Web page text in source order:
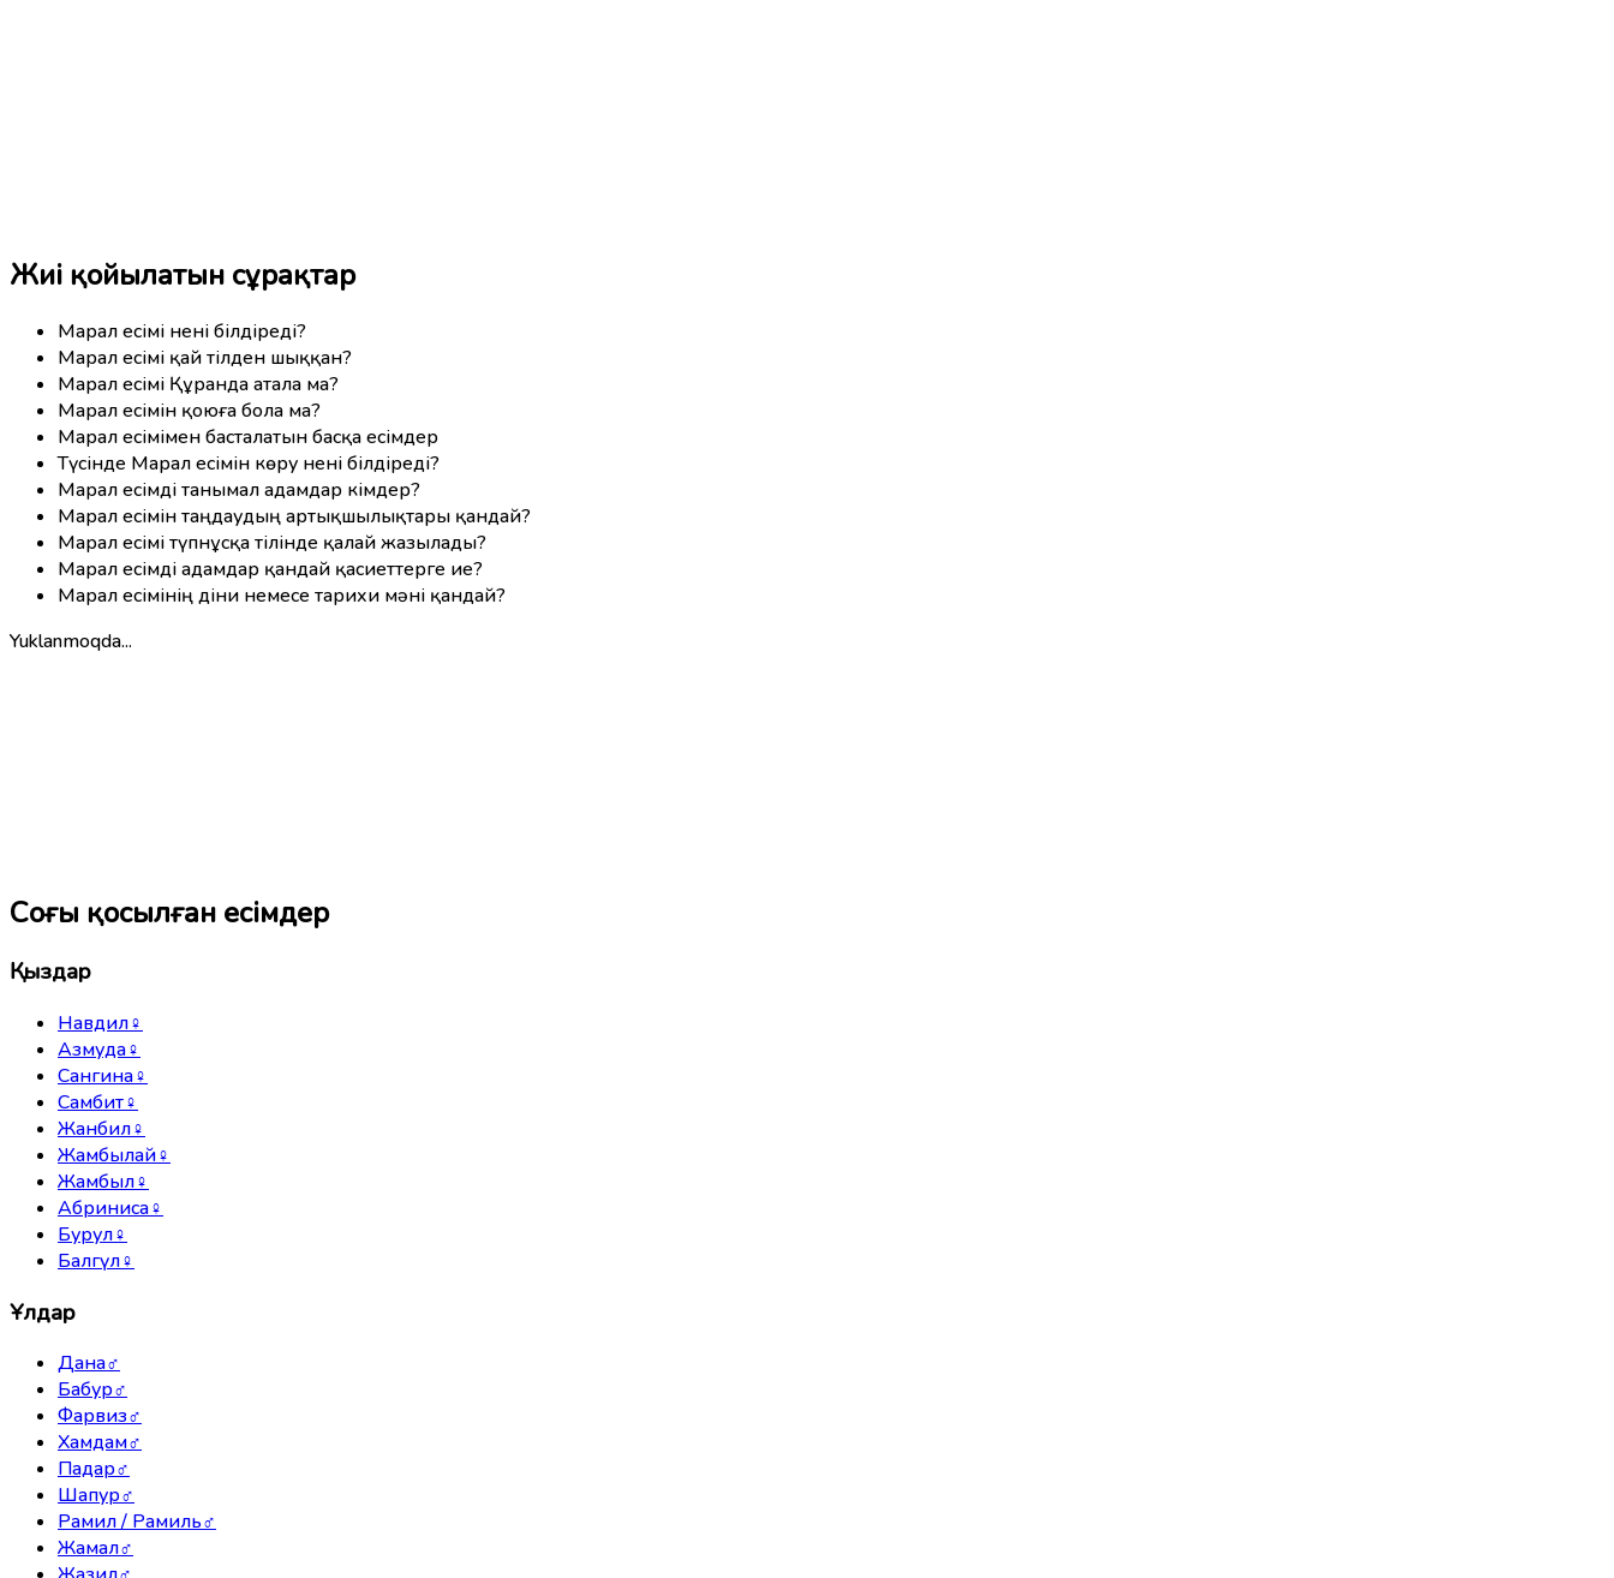
Жиі қойылатын сұрақтар
Марал есімі нені білдіреді?
Марал есімі қай тілден шыққан?
Марал есімі Құранда атала ма?
Марал есімін қоюға бола ма?
Марал есімімен басталатын басқа есімдер
Түсінде Марал есімін көру нені білдіреді?
Марал есімді танымал адамдар кімдер?
Марал есімін таңдаудың артықшылықтары қандай?
Марал есімі түпнұсқа тілінде қалай жазылады?
Марал есімді адамдар қандай қасиеттерге ие?
Марал есімінің діни немесе тарихи мәні қандай?
Yuklanmoqda...
Соңғы қосылған есімдер
Қыздар
Навдил♀
Азмуда♀
Сангина♀
Самбит♀
Жанбил♀
Жамбылай♀
Жамбыл♀
Абриниса♀
Бурул♀
Балгүл♀
Ұлдар
Дана♂
Бабур♂
Фарвиз♂
Хамдам♂
Падар♂
Шапур♂
Рамил / Рамиль♂
Жамал♂